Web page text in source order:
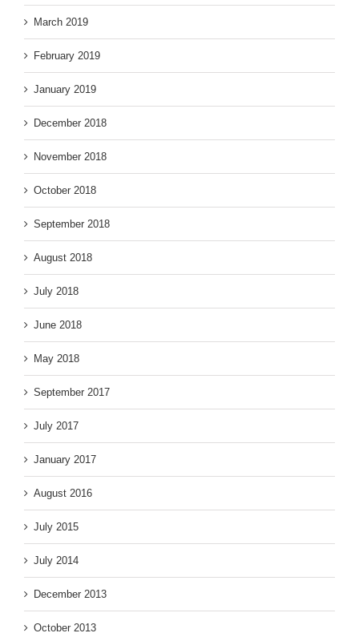
March 2019
February 2019
January 2019
December 2018
November 2018
October 2018
September 2018
August 2018
July 2018
June 2018
May 2018
September 2017
July 2017
January 2017
August 2016
July 2015
July 2014
December 2013
October 2013